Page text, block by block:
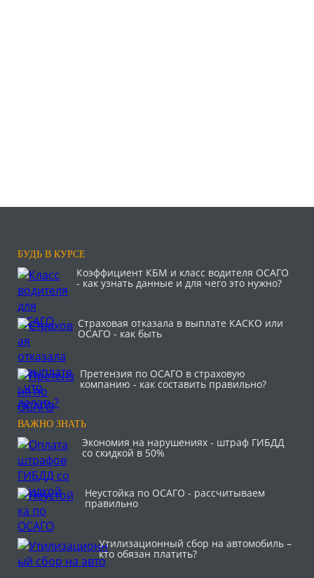
БУДЬ В КУРСЕ
Коэффициент КБМ и класс водителя ОСАГО
- как узнать данные и для чего это нужно?
Страховая отказала в выплате КАСКО или
ОСАГО - как быть
Претензия по ОСАГО в страховую
компанию - как составить правильно?
ВАЖНО ЗНАТЬ
Экономия на нарушениях - штраф ГИБДД
со скидкой в 50%
Неустойка по ОСАГО - рассчитываем
правильно
Утилизационный сбор на автомобиль –
кто обязан платить?